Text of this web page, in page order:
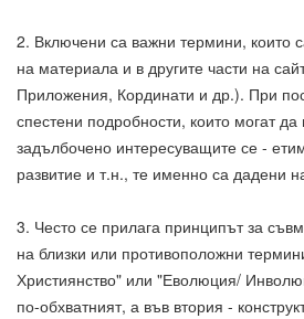
2. Включени са важни термини, които
на материала и в другите части на
Приложения, Кординати и др.). При
спестени подробности, които могат
задълбочено интересуващите се -
развитие и т.н., те именно са дадени
3. Често се прилага принципът за
на близки или противоположни
Християнство" или "Еволюция/
по-обхватният, а във втория -